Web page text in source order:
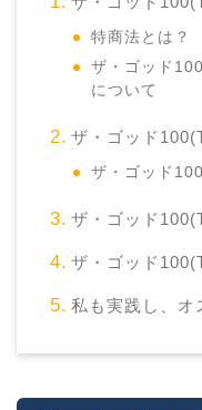
特商法とは？
ザ・ゴッド
について
ザ・ゴッド
ザ・ゴッド
ザ・ゴッド
ザ・ゴッド
私も実践し、オ